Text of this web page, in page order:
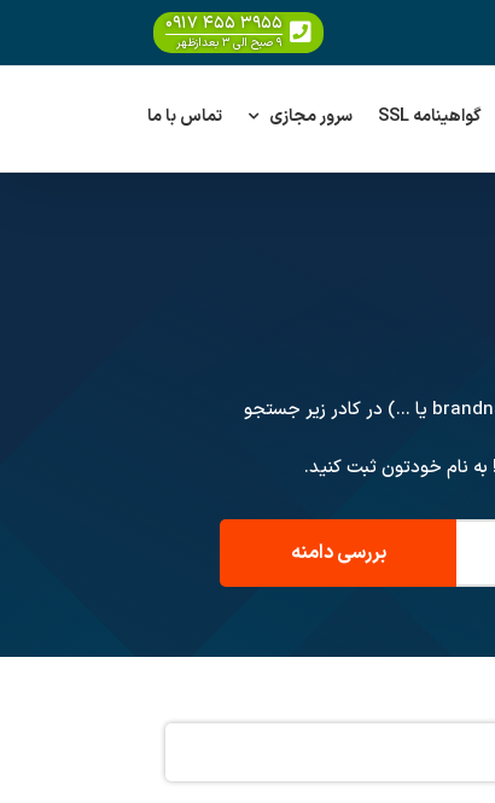
۰۹۱۷ ۴۵۵ ۳۹۵۵
۹ صبح الی ۳ بعدازظهر
گواهینامه SSL سرور مجازی تماس با ما
(مثلا myname.luxury یا brandname.luxury یا ...) در کادر زیر جستجو
نام خودتون ثبت کنید.